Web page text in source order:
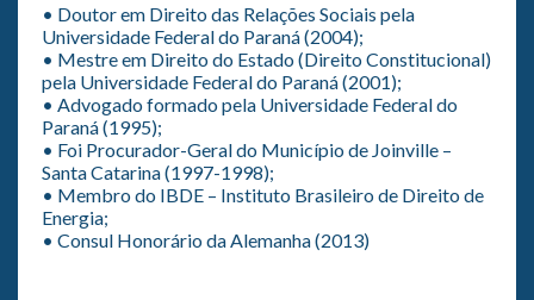
• Doutor em Direito das Relações Sociais pela
Universidade Federal do Paraná (2004);
• Mestre em Direito do Estado (Direito Constitucional)
pela Universidade Federal do Paraná (2001);
• Advogado formado pela Universidade Federal do
Paraná (1995);
• Foi Procurador-Geral do Município de Joinville –
Santa Catarina (1997-1998);
• Membro do IBDE – Instituto Brasileiro de Direito de
Energia;
• Consul Honorário da Alemanha (2013)